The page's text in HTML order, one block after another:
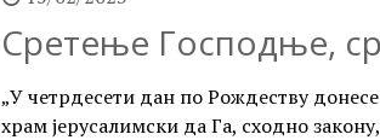
Сретење Господње,
„У четрдесети дан по Рождеству
храм јерусалимски да Га, сходно